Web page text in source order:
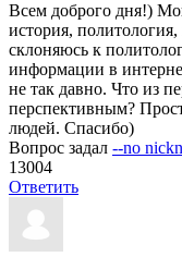
Всем доброго дня!)
история,
склоняюсь к
информации в
не так давно. Что из
перспективным?
людей. Спасибо)
Вопрос задал --no
13004
Ответить